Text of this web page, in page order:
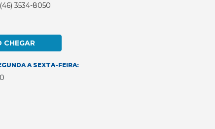
3534-8050
CHEGAR
A SEXTA-FEIRA: